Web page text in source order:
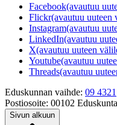
Facebook(avautuu
Flickr(avautuu uuteen
Instagram(avautuu
LinkedIn(avautuu
X(avautuu uuteen
Youtube(avautuu
Threads(avautuu
Eduskunnan vaihde: 09 4321
Postiosoite: 00102 Eduskunta
Sivun alkuun